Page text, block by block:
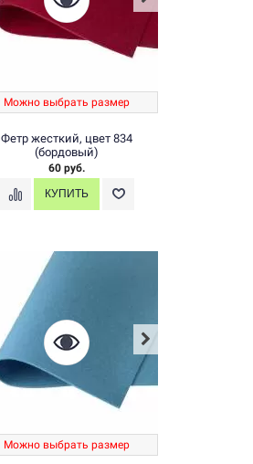
Можно выбрать размер
Фетр жесткий, цвет 834
(бордовый)
60 руб.
Можно выбрать размер